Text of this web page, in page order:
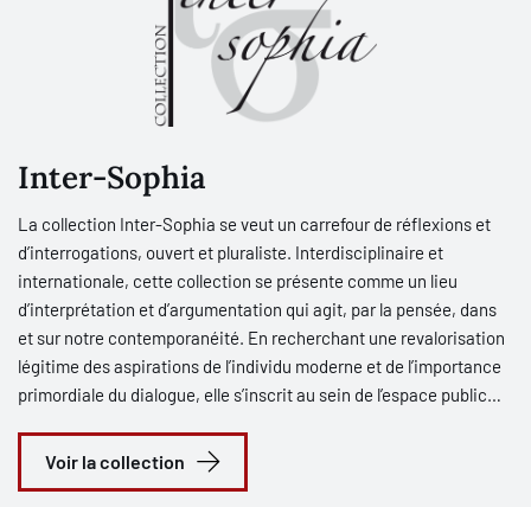
complexes du droit contemporain qu’ils tenteront de mettre à
jour. Penseurs persuadés que DIKÈ, élevée à la dignité autonome
du concept, est toujours enchaînée au juste et à l’injuste et que,
privée de déterminations concrètes, la justice n’est qu’une forme
vide. Persuadés aussi que l’ambivalence des structures juridiques
historiques du droit.
Inter-Sophia
La collection Inter-Sophia se veut un carrefour de réflexions et
d’interrogations, ouvert et pluraliste. Interdisciplinaire et
internationale, cette collection se présente comme un lieu
d’interprétation et d’argumentation qui agit, par la pensée, dans
et sur notre contemporanéité. En recherchant une revalorisation
légitime des aspirations de l’individu moderne et de l’importance
primordiale du dialogue, elle s’inscrit au sein de l’espace public
tradition qu’une interrogation concernée par des questions
contemporaines et en cours d’élaboration. Au confluent de la
Voir la collection